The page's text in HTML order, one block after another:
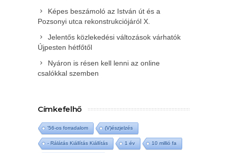
Képes beszámoló az István út és a
Pozsonyi utca rekonstrukciójáról X.
Jelentős közlekedési változások várhatók
Újpesten hétfőtől
Nyáron is résen kell lenni az online
csalókkal szemben
Címkefelhő
'56-os forradalom (V)észjelzés
- Rálátás Kiállítás Kiállítás 1 év 10 millió fa